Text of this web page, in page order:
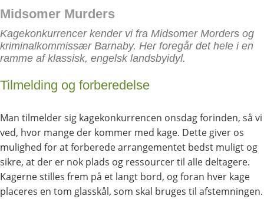
Midsomer Murders
Kagekonkurrencer kender vi fra Midsomer Morders og
kriminalkommissær Barnaby. Her foregår det hele i en
ramme af klassisk, engelsk landsbyidyl.
Tilmelding og forberedelse
Man tilmelder sig kagekonkurrencen onsdag forinden, så vi
ved, hvor mange der kommer med kage. Dette giver os
mulighed for at forberede arrangementet bedst muligt og
sikre, at der er nok plads og ressourcer til alle deltagere.
Kagerne stilles frem på et langt bord, og foran hver kage
placeres en tom glasskål, som skal bruges til afstemningen.